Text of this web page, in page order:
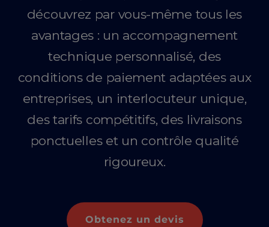
découvrez par vous-même tous les
avantages : un accompagnement
technique personnalisé, des
conditions de paiement adaptées aux
entreprises, un interlocuteur unique,
des tarifs compétitifs, des livraisons
ponctuelles et un contrôle qualité
rigoureux.
Obtenez un devis